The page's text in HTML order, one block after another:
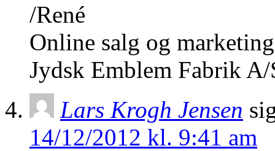
/René
Online salg og marketing
Jydsk Emblem Fabrik A/
Lars Krogh Jensen
14/12/2012 kl. 9:41 am